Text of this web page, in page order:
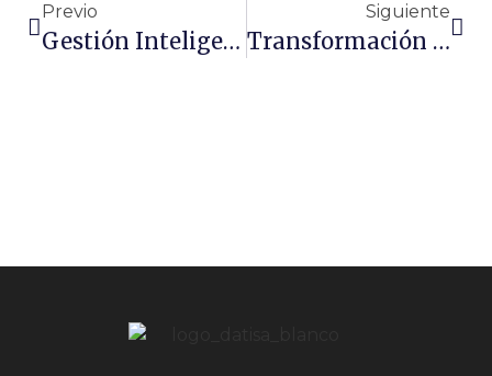
Previo
Gestión Inteligente De Las Pymes
Siguiente
Transformación Digital. ¿Qué Es Y Cómo La Afrontan Las Pymes?